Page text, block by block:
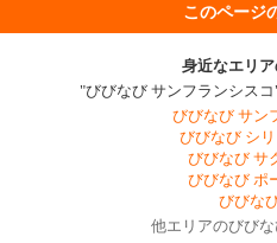
このページ
身近なエリ
"びびなび サンフランシス
びびなび サン
びびなび シ
びびなび サ
びびなび ポ
びびな
他エリアのびび